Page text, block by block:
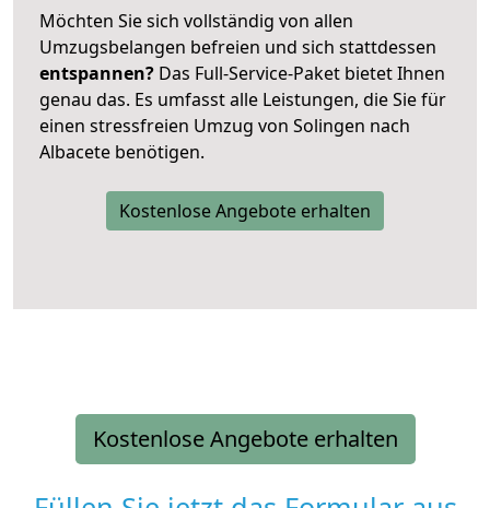
Möchten Sie sich vollständig von allen
Umzugsbelangen befreien und sich stattdessen
entspannen? Das Full-Service-Paket bietet Ihnen
genau das. Es umfasst alle Leistungen, die Sie für
einen stressfreien Umzug von Solingen nach
Albacete benötigen.
Kostenlose Angebote erhalten
Kostenlose Angebote erhalten